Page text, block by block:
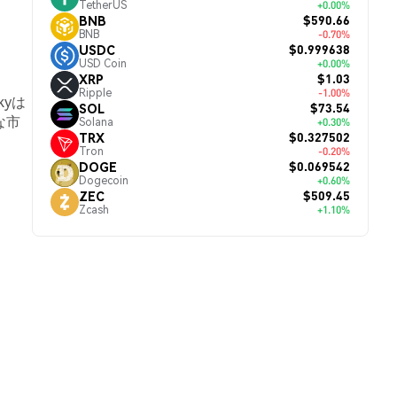
は
市
TetherUS +0.00%
BNB
BNB
$590.66
-0.70%
USDC
USD Coin
$0.999638
+0.00%
XRP
Ripple
$1.03
-1.00%
SOL
Solana
$73.54
+0.30%
TRX
Tron
$0.327502
-0.20%
DOGE
Dogecoin
$0.069542
+0.60%
ZEC
Zcash
$509.45
+1.10%